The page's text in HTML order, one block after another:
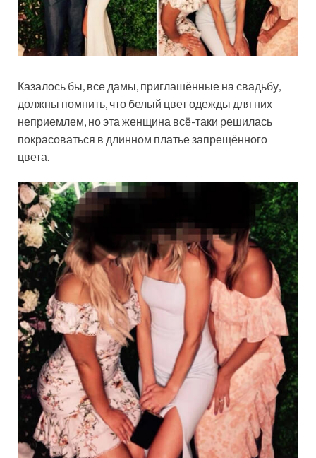
Казалось бы, все дамы, приглашённые на свадьбу,
должны помнить, что белый цвет одежды для них
неприемлем, но эта женщина всё-таки решилась
покрасоваться в длинном платье запрещённого
цвета.